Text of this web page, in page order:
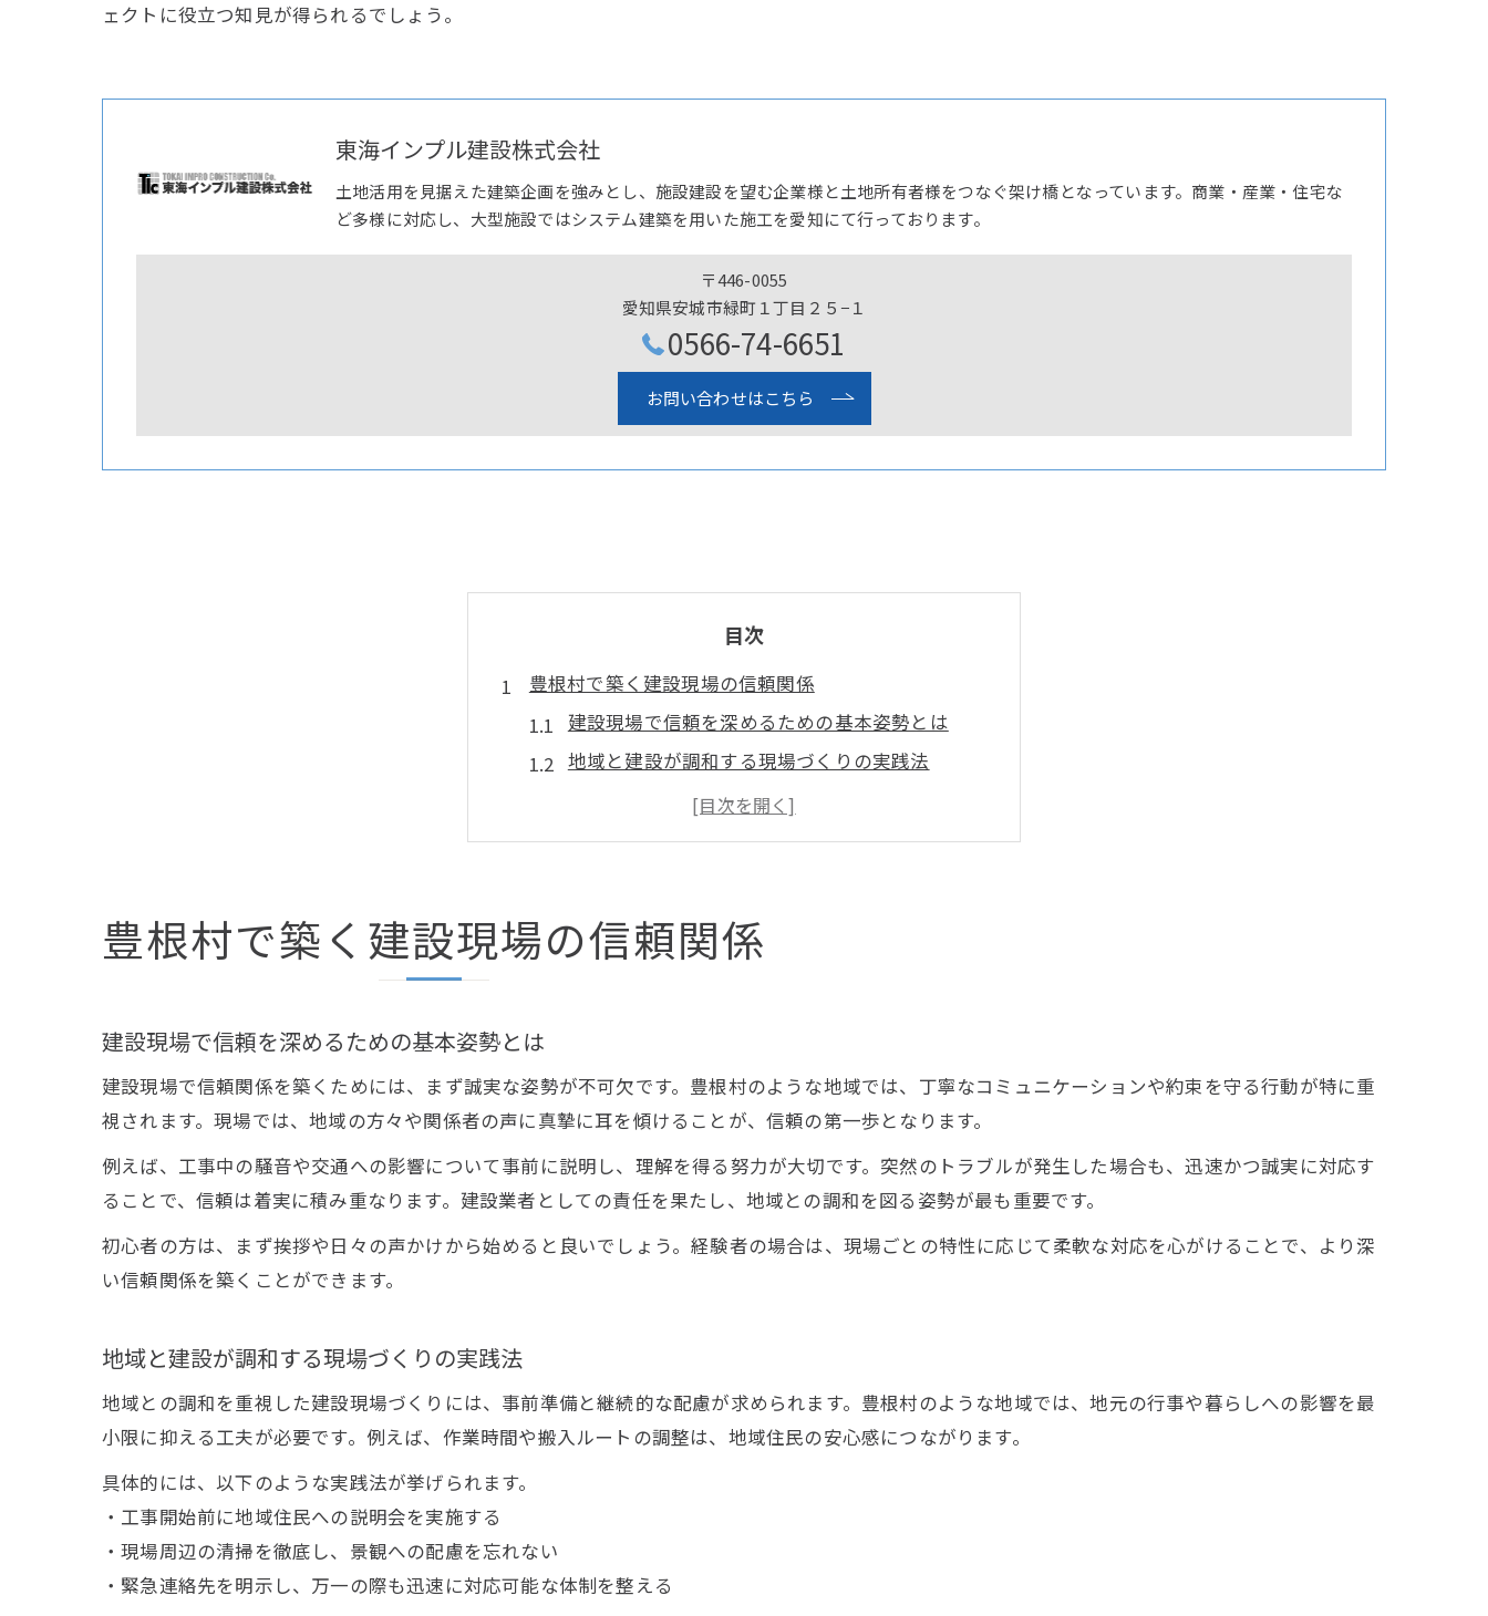
ェクトに役立つ知見が得られるでしょう。
東海インプル建設株式会社
土地活用を見据えた建築企画を強みとし、施設建設を望む企業様と土地所有者様をつなぐ架け橋となっています。商業・産業・住宅な
ど多様に対応し、大型施設ではシステム建築を用いた施工を愛知にて行っております。
〒446-0055
愛知県安城市緑町１丁目２５−１
0566-74-6651
お問い合わせはこちら
目次
豊根村で築く建設現場の信頼関係
建設現場で信頼を深めるための基本姿勢とは
地域と建設が調和する現場づくりの実践法
付き合いを重視した建設現場の具体的な工夫
建設に携わる上で大切な信頼構築のポイント
地域に根ざした建設の工夫とは何か
地域密着型建設がもたらす信頼の深まり
地域の声を活かした建設プロジェクト事例
豊根村ならではの建設現場の取り組み紹介
建設現場で人間関係を築くコミュニケーション術
建設における付き合いが現場を変える理由
信頼される建設現場の共通点と特徴を探る
信頼構築が建設現場にもたらす安心感とは
豊根村で築く建設現場の信頼関係
建設現場で信頼を深めるための基本姿勢とは
建設現場で信頼関係を築くためには、まず誠実な姿勢が不可欠です。豊根村のような地域では、丁寧なコミュニケーションや約束を守る行動が特に重
視されます。現場では、地域の方々や関係者の声に真摯に耳を傾けることが、信頼の第一歩となります。
例えば、工事中の騒音や交通への影響について事前に説明し、理解を得る努力が大切です。突然のトラブルが発生した場合も、迅速かつ誠実に対応す
ることで、信頼は着実に積み重なります。建設業者としての責任を果たし、地域との調和を図る姿勢が最も重要です。
初心者の方は、まず挨拶や日々の声かけから始めると良いでしょう。経験者の場合は、現場ごとの特性に応じて柔軟な対応を心がけることで、より深
い信頼関係を築くことができます。
地域と建設が調和する現場づくりの実践法
地域との調和を重視した建設現場づくりには、事前準備と継続的な配慮が求められます。豊根村のような地域では、地元の行事や暮らしへの影響を最
小限に抑える工夫が必要です。例えば、作業時間や搬入ルートの調整は、地域住民の安心感につながります。
具体的には、以下のような実践法が挙げられます。
・工事開始前に地域住民への説明会を実施する
・現場周辺の清掃を徹底し、景観への配慮を忘れない
・緊急連絡先を明示し、万一の際も迅速に対応可能な体制を整える